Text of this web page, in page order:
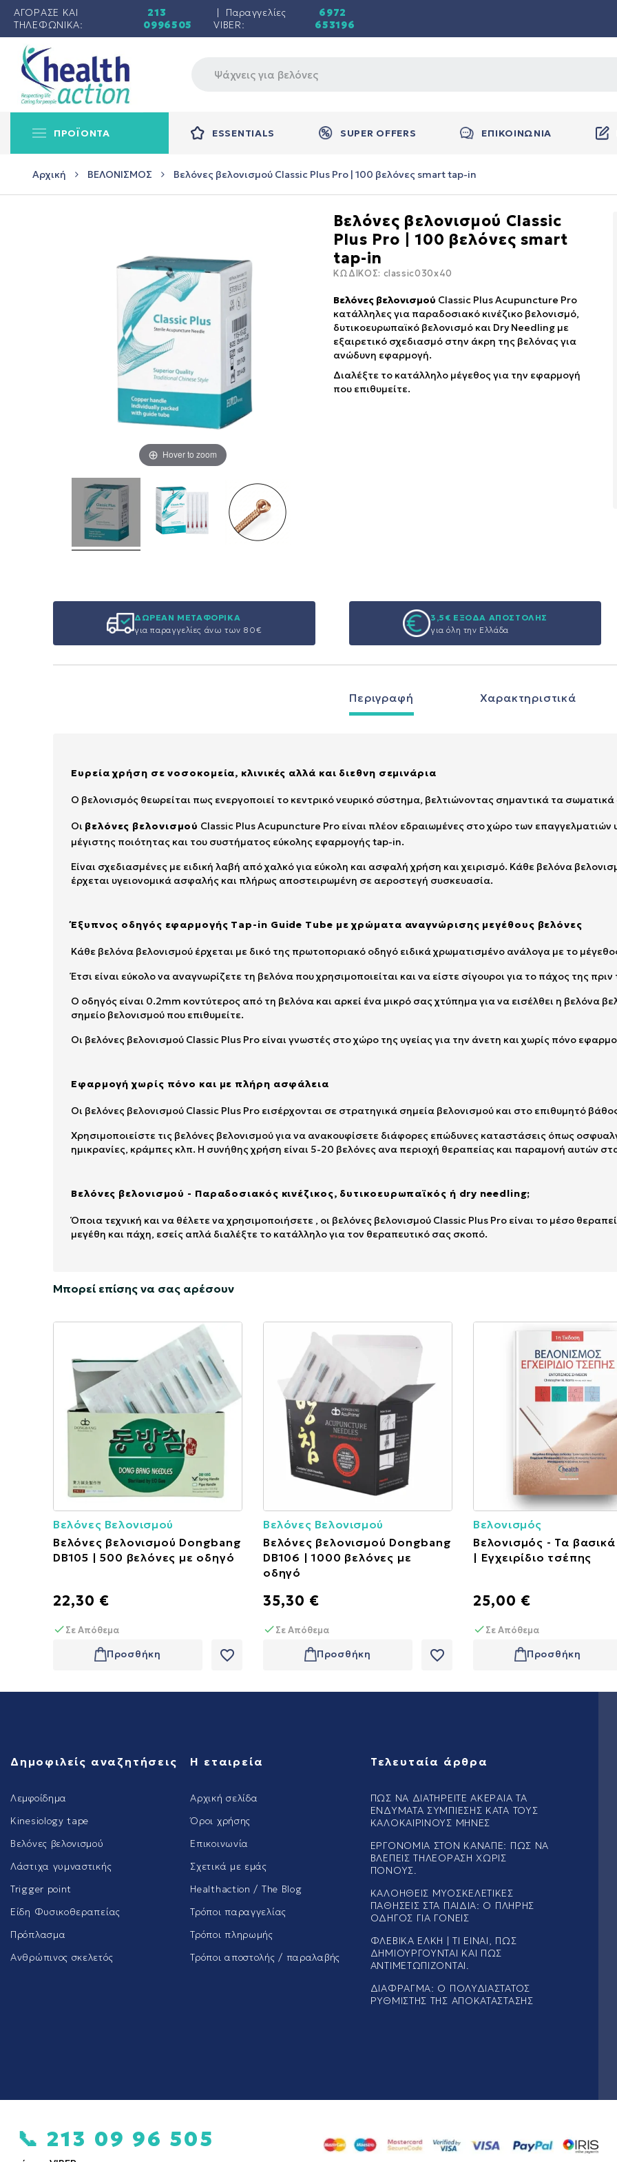
ΑΓΟΡΑΣΕ ΚΑΙ
ΤΗΛΕΦΩΝΙΚΑ:
213
0996505
| Παραγγελίες
VIBER:
6972
653196
ΠΡΟΪΟΝΤΑ ESSENTIALS SUPER OFFERS ΕΠΙΚΟΙΝΩΝΙΑ
Αρχική ΒΕΛΟΝΙΣΜΟΣ Βελόνες βελονισμού Classic Plus Pro | 100 βελόνες smart tap-in
Hover to zoom
Βελόνες βελονισμού Classic
Plus Pro | 100 βελόνες smart
tap-in
ΚΩΔΙΚΟΣ: classic030x40
Βελόνες βελονισμού Classic Plus Acupuncture Pro
κατάλληλες για παραδοσιακό κινέζικο βελονισμό,
δυτικοευρωπαϊκό βελονισμό και Dry Needling με
εξαιρετικό σχεδιασμό στην άκρη της βελόνας για
ανώδυνη εφαρμογή.
Διαλέξτε το κατάλληλο μέγεθος για την εφαρμογή
που επιθυμείτε.
ΔΩΡΕΑΝ ΜΕΤΑΦΟΡΙΚΑ
για παραγγελίες άνω των 80€
3,5€ ΕΞΟΔΑ ΑΠΟΣΤΟΛΗΣ
για όλη την Ελλάδα
Περιγραφή Χαρακτηριστικά
Ευρεία χρήση σε νοσοκομεία, κλινικές αλλά και διεθνη σεμινάρια
Ο βελονισμός θεωρείται πως ενεργοποιεί το κεντρικό νευρικό σύστημα, βελτιώνοντας σημαντικά τα
Οι βελόνες βελονισμού Classic Plus Acupuncture Pro είναι πλέον εδραιωμένες στο χώρο των επαγγελματιών
μέγιστης ποιότητας και του συστήματος εύκολης εφαρμογής tap-in.
Είναι σχεδιασμένες με ειδική λαβή από χαλκό για εύκολη και ασφαλή χρήση και χειρισμό. Κάθε βελόνα
έρχεται υγειονομικά ασφαλής και πλήρως αποστειρωμένη σε αεροστεγή συσκευασία.
Έξυπνος οδηγός εφαρμογής Tap-in Guide Tube με χρώματα αναγνώρισης μεγέθους βελόνες
Κάθε βελόνα βελονισμού έρχεται με δικό της πρωτοποριακό οδηγό ειδικά χρωματισμένο ανάλογα με το
Έτσι είναι εύκολο να αναγνωρίζετε τη βελόνα που χρησιμοποιείται και να είστε σίγουροι για το πάχος της
Ο οδηγός είναι 0.2mm κοντύτερος από τη βελόνα και αρκεί ένα μικρό σας χτύπημα για να εισέλθει η βελόνα
σημείο βελονισμού που επιθυμείτε.
Οι βελόνες βελονισμού Classic Plus Pro είναι γνωστές στο χώρο της υγείας για την άνετη και χωρίς πόνο
Εφαρμογή χωρίς πόνο και με πλήρη ασφάλεια
Οι βελόνες βελονισμού Classic Plus Pro εισέρχονται σε στρατηγικά σημεία βελονισμού και στο επιθυμητό
Χρησιμοποιείστε τις βελόνες βελονισμού για να ανακουφίσετε διάφορες επώδυνες καταστάσεις όπως
ημικρανίες, κράμπες κλπ. Η συνήθης χρήση είναι 5-20 βελόνες ανα περιοχή θεραπείας και παραμονή αυτών
Βελόνες βελονισμού - Παραδοσιακός κινέζικος, δυτικοευρωπαϊκός ή dry needling;
Όποια τεχνική και να θέλετε να χρησιμοποιήσετε , οι βελόνες βελονισμού Classic Plus Pro είναι το μέσο
μεγέθη και πάχη, εσείς απλά διαλέξτε το κατάλληλο για τον θεραπευτικό σας σκοπό.
Μπορεί επίσης να σας αρέσουν
Βελόνες Βελονισμού
Βελόνες βελονισμού Dongbang
DB105 | 500 βελόνες με οδηγό
22,30 €
Σε Απόθεμα
Προσθήκη favorite_border
Βελόνες Βελονισμού
Βελόνες βελονισμού Dongbang
DB106 | 1000 βελόνες με
οδηγό
35,30 €
Σε Απόθεμα
Προσθήκη favorite_border
Βελονισμός
Βελονισμός - Τα
| Εγχειρίδιο τσέπης
25,00 €
Σε Απόθεμα
Προσθήκη
Δημοφιλείς αναζητήσεις
Λεμφοίδημα
Kinesiology tape
Βελόνες βελονισμού
Λάστιχα γυμναστικής
Trigger point
Είδη Φυσικοθεραπείας
Πρόπλασμα
Ανθρώπινος σκελετός
Η εταιρεία
Αρχική σελίδα
Όροι χρήσης
Επικοινωνία
Σχετικά με εμάς
Healthaction / The Blog
Τρόποι παραγγελίας
Τρόποι πληρωμής
Τρόποι αποστολής / παραλαβής
Τελευταία άρθρα
ΠΏΣ ΝΑ ΔΙΑΤΗΡΕΊΤΕ ΑΚΈΡΑΙΑ ΤΑ
ΕΝΔΎΜΑΤΑ ΣΥΜΠΊΕΣΗΣ ΚΑΤΆ ΤΟΥΣ
ΚΑΛΟΚΑΙΡΙΝΟΎΣ ΜΉΝΕΣ
ΕΡΓΟΝΟΜΊΑ ΣΤΟΝ ΚΑΝΑΠΈ: ΠΏΣ ΝΑ
ΒΛΈΠΕΙΣ ΤΗΛΕΌΡΑΣΗ ΧΩΡΊΣ
ΠΌΝΟΥΣ.
ΚΑΛΟΉΘΕΙΣ ΜΥΟΣΚΕΛΕΤΙΚΈΣ
ΠΑΘΉΣΕΙΣ ΣΤΑ ΠΑΙΔΙΆ: Ο ΠΛΉΡΗΣ
ΟΔΗΓΌΣ ΓΙΑ ΓΟΝΕΊΣ
ΦΛΕΒΙΚΆ ΈΛΚΗ | ΤΙ ΕΊΝΑΙ, ΠΏΣ
ΔΗΜΙΟΥΡΓΟΎΝΤΑΙ ΚΑΙ ΠΏΣ
ΑΝΤΙΜΕΤΩΠΊΖΟΝΤΑΙ.
ΔΙΆΦΡΑΓΜΑ: Ο ΠΟΛΥΔΙΆΣΤΑΤΟΣ
ΡΥΘΜΙΣΤΉΣ ΤΗΣ ΑΠΟΚΑΤΆΣΤΑΣΗΣ
📞 213 09 96 505